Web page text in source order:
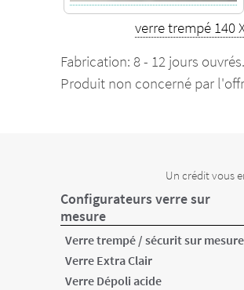
verre trempé 140
Fabrication: 8 - 12 jours ouvrés.
Produit non concerné par
Un crédit vous
Configurateurs verre sur
mesure
Verre trempé / sécurit sur mesure
Verre Extra Clair
Verre Dépoli acide